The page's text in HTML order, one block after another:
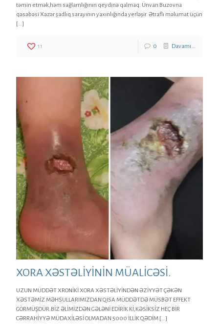
təmin etmək,həm sağlamlığının qeydinə qalmaq. Ünvan Buzovna
qəsəbəsi Xəzər şadlıq sarayının yaxınlığında yerləşir. Ətraflı məlumat üçün
[…]
11 0 Davamı...
XORA XƏSTƏLİYİNİN MÜALİCƏSİ.
UZUN MÜDDƏT XRONİKİ XORA XƏSTƏLİYİNDƏN ƏZİYYƏT ÇƏKƏN
XƏSTƏMİZ MƏHSULLARIMIZDAN QISA MÜDDƏTDƏ MÜSBƏT EFFEKT
GÖRMÜŞDÜR.BİZ ƏLİMİZDƏN GƏLƏNİ EDİRİK Kİ,KƏSİKSİZ HEÇ BİR
CƏRRAHİYYƏ MÜDAXİLƏSİ OLMADAN 5000 İLLİK QƏDİM […]